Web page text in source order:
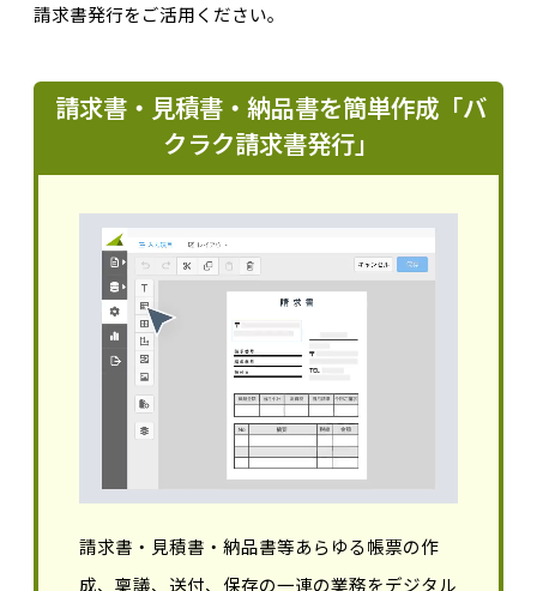
請求書発行をご活用ください。
請求書・見積書・納品書を簡単作成「バ
クラク請求書発行」
請求書・見積書・納品書等あらゆる帳票の作
成、稟議、送付、保存の一連の業務をデジタル